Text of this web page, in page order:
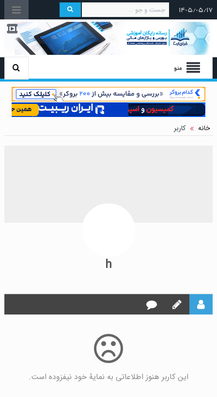
۱۴۰۵/۰۵/۱۷
منو
خانه کاربر
h
این کاربر هنوز اطلاعاتی به نمایۀ خود نیفزوده است.